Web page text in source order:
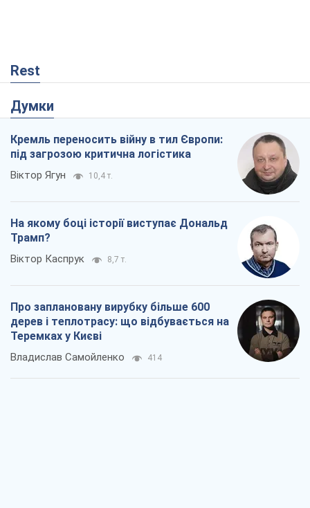
Rest
Думки
Кремль переносить війну в тил Європи:
під загрозою критична логістика
Віктор Ягун 10,4 т.
На якому боці історії виступає Дональд
Трамп?
Віктор Каспрук 8,7 т.
Про заплановану вирубку більше 600
дерев і теплотрасу: що відбувається на
Теремках у Києві
Владислав Самойленко 414